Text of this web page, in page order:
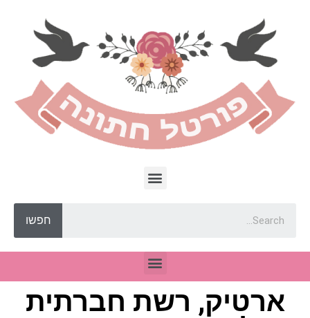
חפשו
ארטיק, רשת חברתית